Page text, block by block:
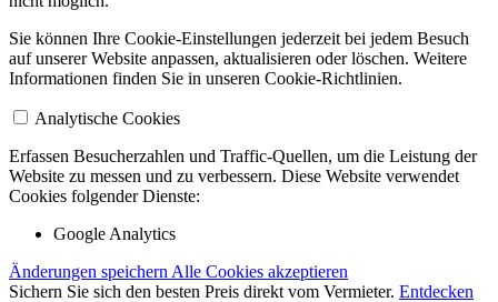
Sie können Ihre Cookie-Einstellungen jederzeit bei jedem Besuch
auf unserer Website anpassen, aktualisieren oder löschen. Weitere
Informationen finden Sie in unseren Cookie-Richtlinien.
Analytische Cookies
Erfassen Besucherzahlen und Traffic-Quellen, um die Leistung der
Website zu messen und zu verbessern. Diese Website verwendet
Cookies folgender Dienste:
Google Analytics
Änderungen speichern Alle Cookies akzeptieren
Sichern Sie sich den besten Preis direkt vom Vermieter. Entdecken